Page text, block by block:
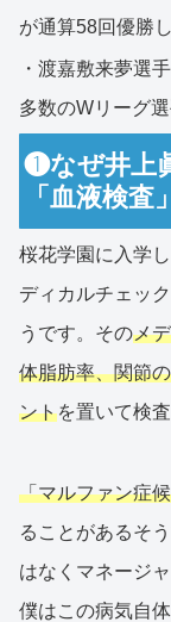
が通算58回優勝
・渡嘉敷来夢選
多数のWリーグ
❶なぜ井上
「血液検査
桜花学園に入学
ディカルチェッ
うです。そのメ
体脂肪率、関節
ントを置いて検
「マルファン症
ることがあるそ
はなくマネージ
僕はこの病気自